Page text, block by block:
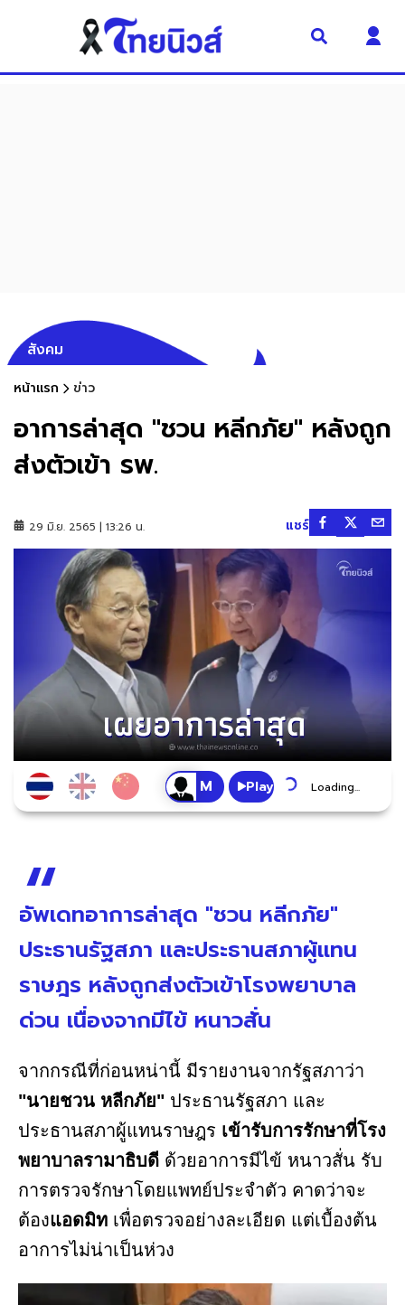
สังคม
หน้าแรก ข่าว
อาการล่าสุด "ชวน หลีกภัย" หลังถูก
ส่งตัวเข้า รพ.
29 มิ.ย. 2565 | 13:26 น. แชร์
Play Loading...
อัพเดทอาการล่าสุด "ชวน หลีกภัย"
ประธานรัฐสภา และประธานสภาผู้แทน
ราษฎร หลังถูกส่งตัวเข้าโรงพยาบาล
ด่วน เนื่องจากมีไข้ หนาวสั่น
จากกรณีที่ก่อนหน่านี้ มีรายงานจากรัฐสภาว่า
"นายชวน หลีกภัย" ประธานรัฐสภา และ
ประธานสภาผู้แทนราษฎร เข้ารับการรักษาที่โรง
พยาบาลรามาธิบดี ด้วยอาการมีไข้ หนาวสั่น รับ
การตรวจรักษาโดยแพทย์ประจำตัว คาดว่าจะ
ต้องแอดมิท เพื่อตรวจอย่างละเอียด แต่เบื้องต้น
อาการไม่น่าเป็นห่วง